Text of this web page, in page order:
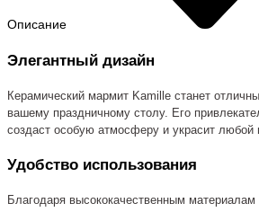
Описание
Элегантный дизайн
Керамический мармит Kamille станет
вашему праздничному столу. Его
создаст особую атмосферу и украсит любой
Удобство использования
Благодаря высококачественным